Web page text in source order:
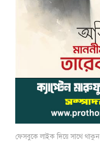
ফেসবুকে লাইক দিয়ে সাথে থাকুন